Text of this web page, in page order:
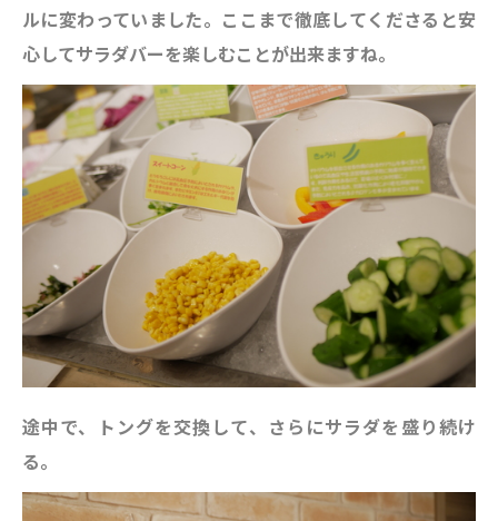
ルに変わっていました。ここまで徹底してくださると安
心してサラダバーを楽しむことが出来ますね。
途中で、トングを交換して、さらにサラダを盛り続け
る。